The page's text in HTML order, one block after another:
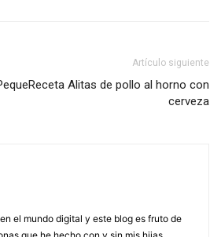
Artículo siguiente
Alitas de pollo al horno con
cerveza
el mundo digital y este blog es fruto de